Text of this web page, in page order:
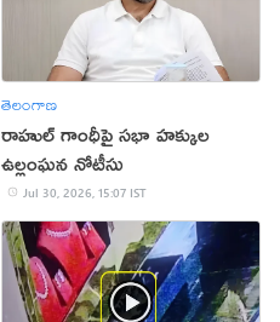
తెలంగాణ
రాహుల్ గాంధీపై సభా హక్కుల
ఉల్లంఘన నోటీసు
Jul 30, 2026, 15:07 IST